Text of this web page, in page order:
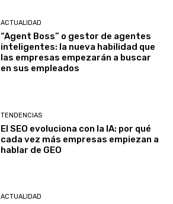
ACTUALIDAD
“Agent Boss” o gestor de agentes
inteligentes: la nueva habilidad que
las empresas empezarán a buscar
en sus empleados
TENDENCIAS
El SEO evoluciona con la IA: por qué
cada vez más empresas empiezan a
hablar de GEO
ACTUALIDAD